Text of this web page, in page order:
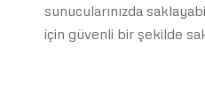
sunucularınızda
için güvenli bir şekilde